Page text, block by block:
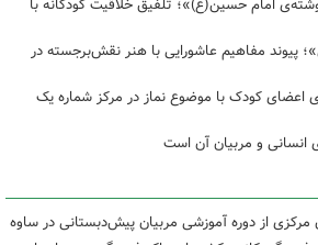
امام حسین(ع)»؛ تلفیق خلاقیت کودکانه با
پیوند مفاهیم عاشورایی با هنر نقش‌برجسته در
اعضای کودک با موضوع نماز در مرکز شماره یک
انسانی و مربیان آن است
مرکزی از دوره آموزشی مربیان پیش‌دبستانی در ساوه